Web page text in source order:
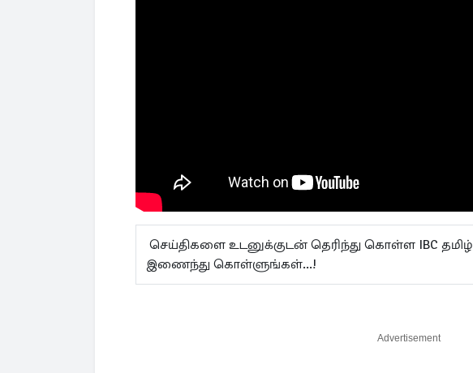
செய்திகளை உடனுக்குடன் தெரிந்து கொள்ள IBC தமிழ்
இணைந்து கொள்ளுங்கள்...!
Advertisement